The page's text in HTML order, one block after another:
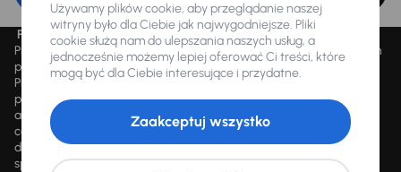
Promocja „Letnie przeceny aż 1500 aut”
Promocja „Letnie przeceny aż 1500 aut” obowiązuje we wszystkich
placówkach Autocentrum AAA AUTO Sp. z o.o. („AAA AUTO”).
Promocja polega na możliwości nabycia wybranych pojazdów
przecenionych, wskazanych w serwisie internetowym
aaaauto.pl/promocja, ze zniżką uwidocznioną w prezentowanej
cenie. Zniżka jest obliczana jako różnica pomiędzy najniższą ceną
danego pojazdu z 30 dni przed obniżką a jego aktualną ceną
sprzedaży. Liczba samochodów objętych promocją jest zmienna i
Używamy plików cookie, aby przeglądanie naszej
witryny było dla Ciebie jak najwygodniejsze. Pliki
cookie służą nam do ulepszania naszych usług, a
jednocześnie możemy lepiej oferować Ci treści, które
mogą być dla Ciebie interesujące i przydatne.
Zaakceptuj wszystko